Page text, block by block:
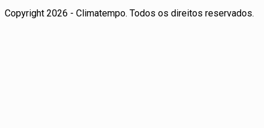
Copyright 2026 - Climatempo. Todos os direitos reservados.